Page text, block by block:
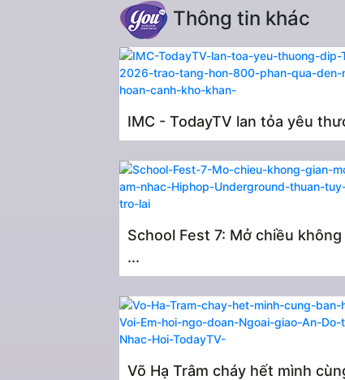
Thông tin khác
IMC - TodayTV lan tỏa yêu
School Fest 7: Mở chiều không
...
Võ Hạ Trâm cháy hết mình